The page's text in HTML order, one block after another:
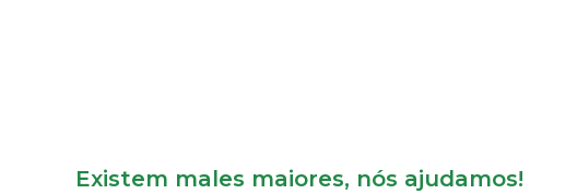
Existem males maiores, nós ajudamos!